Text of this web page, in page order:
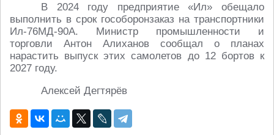
В 2024 году предприятие «Ил» обещало
выполнить в срок гособоронзаказ на транспортники
Ил-76МД-90А. Министр промышленности и
торговли Антон Алиханов сообщал о планах
нарастить выпуск этих самолетов до 12 бортов к
2027 году.
Алексей Дегтярёв